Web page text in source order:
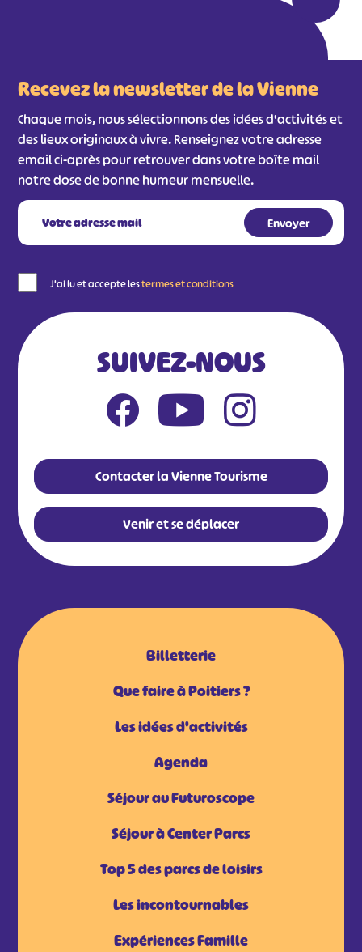
Recevez la newsletter de la Vienne
Chaque mois, nous sélectionnons des idées d'activités et
des lieux originaux à vivre. Renseignez votre adresse
email ci-après pour retrouver dans votre boîte mail
notre dose de bonne humeur mensuelle.
J'ai lu et accepte lestermes et conditions
SUIVEZ-NOUS
Contacter la Vienne Tourisme
Venir et se déplacer
Billetterie
Que faire à Poitiers ?
Les idées d'activités
Agenda
Séjour au Futuroscope
Séjour à Center Parcs
Top 5 des parcs de loisirs
Les incontournables
Expériences Famille